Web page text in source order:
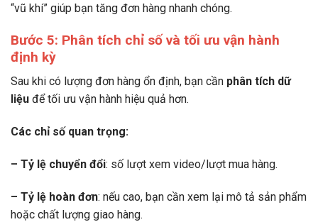
“vũ khí” giúp bạn tăng đơn hàng nhanh chóng.
Bước 5: Phân tích chỉ số và tối ưu vận hành
định kỳ
Sau khi có lượng đơn hàng ổn định, bạn cần phân tích dữ
liệu để tối ưu vận hành hiệu quả hơn.
Các chỉ số quan trọng:
– Tỷ lệ chuyển đổi: số lượt xem video/lượt mua hàng.
– Tỷ lệ hoàn đơn: nếu cao, bạn cần xem lại mô tả sản phẩm
hoặc chất lượng giao hàng.